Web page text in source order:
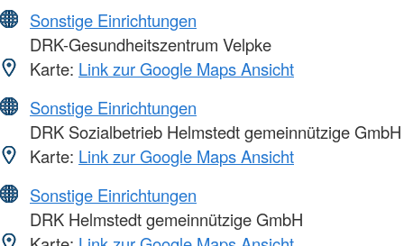
Sonstige Einrichtungen
DRK-Gesundheitszentrum Velpke
Karte: Link zur Google Maps Ansicht
Sonstige Einrichtungen
DRK Sozialbetrieb Helmstedt gemeinnützige GmbH
Karte: Link zur Google Maps Ansicht
Sonstige Einrichtungen
DRK Helmstedt gemeinnützige GmbH